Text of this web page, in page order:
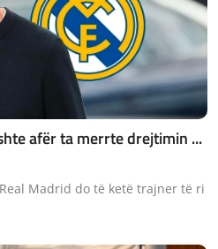
afër ta merrte drejtimin ...
Madrid do të ketë trajner të ri